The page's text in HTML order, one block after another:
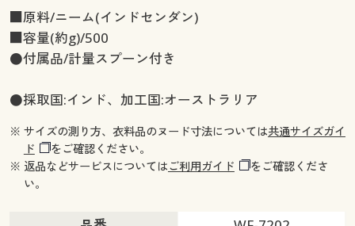
■原料/ニーム(インドセンダン)
■容量(約g)/500
●付属品/計量スプーン付き
●採取国:インド、加工国:オーストラリア
※ サイズの測り方、衣料品のヌード寸法については共通サイズガイ
ド
をご確認ください。
※ 返品などサービスについてはご利用ガイド
をご確認くださ
い。